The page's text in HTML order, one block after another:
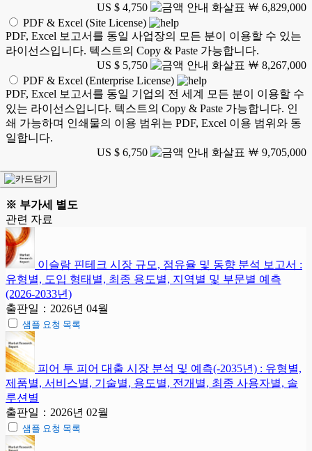
US $ 4,750
￦ 6,829,000
PDF & Excel (Site License)
PDF, Excel 보고서를 동일 사업장의 모든 분이 이용할 수 있는
라이선스입니다. 텍스트의 Copy & Paste 가능합니다.
US $ 5,750
￦ 8,267,000
PDF & Excel (Enterprise License)
PDF, Excel 보고서를 동일 기업의 전 세계 모든 분이 이용할 수
있는 라이선스입니다. 텍스트의 Copy & Paste 가능합니다. 인
쇄 가능하며 인쇄물의 이용 범위는 PDF, Excel 이용 범위와 동
일합니다.
US $ 6,750
￦ 9,705,000
※ 부가세 별도
관련 자료
이슬람 핀테크 시장 규모, 점유율 및 동향 분석 보고서 :
유형별, 도입 형태별, 최종 용도별, 지역별 및 부문별 예측
(2026-2033년)
출판일：2026년 04월
샘플 요청 목록
피어 투 피어 대출 시장 분석 및 예측(-2035년) : 유형별,
제품별, 서비스별, 기술별, 용도별, 전개별, 최종 사용자별, 솔
루션별
출판일：2026년 02월
샘플 요청 목록